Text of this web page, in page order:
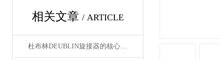
相关文章 / ARTICLE
杜布林DEUBLIN旋接器的核心在于转子与外壳之间的相对旋转